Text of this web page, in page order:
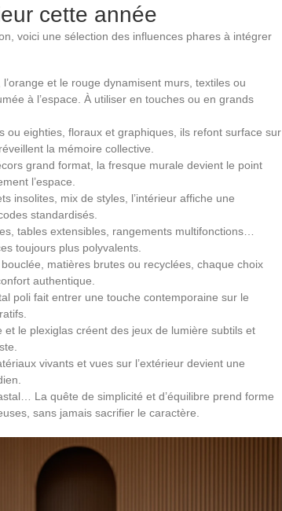
cette année
voici une sélection des influences phares à intégrer
et le rouge dynamisent murs, textiles ou
à l’espace. À utiliser en touches ou en grands
ou eighties, floraux et graphiques, ils refont surface sur
la mémoire collective.
grand format, la fresque murale devient le point
l’espace.
insolites, mix de styles, l’intérieur affiche une
standardisés.
tables extensibles, rangements multifonctions…
toujours plus polyvalents.
matières brutes ou recyclées, chaque choix
authentique.
poli fait entrer une touche contemporaine sur le
et le plexiglas créent des jeux de lumière subtils et
vivants et vues sur l’extérieur devient une
La quête de simplicité et d’équilibre prend forme
sans jamais sacrifier le caractère.